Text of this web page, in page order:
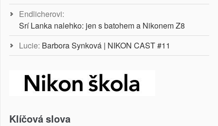
Endlicherovi:
Srí Lanka nalehko: jen s batohem a Nikonem Z8
Lucie: Barbora Synková | NIKON CAST #11
Klíčová slova